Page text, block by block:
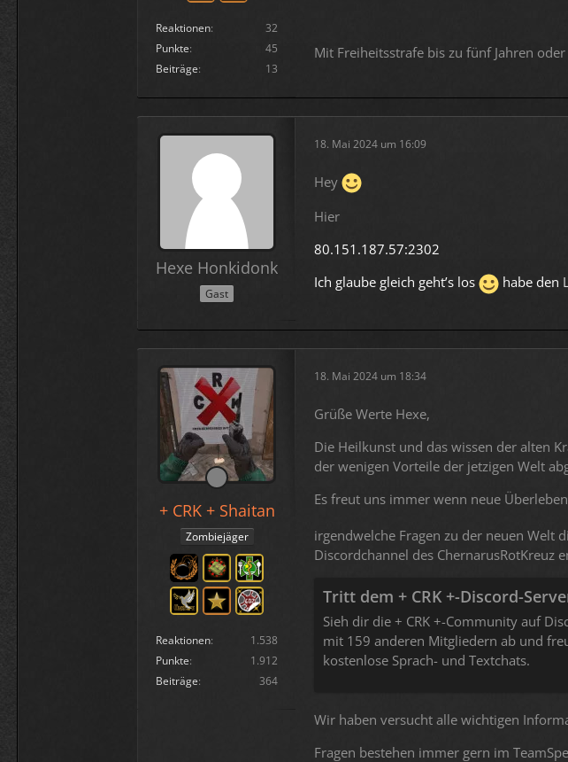
Reaktionen
32
Punkte
45
Beiträge
13
Mit Freiheitsstrafe bis zu fünf Jahren
Hexe Honkidonk
Gast
18. Mai 2024 um 16:09
Hey
Hier
80.151.187.57:2302
Ich glaube gleich geht’s los
habe den
+ CRK + Shaitan
Zombiejäger
Reaktionen
1.538
Punkte
1.912
Beiträge
364
18. Mai 2024 um 18:34
Grüße Werte Hexe,
Die Heilkunst und das wissen der alten
der wenigen Vorteile der jetzigen Welt
Es freut uns immer wenn neue
irgendwelche Fragen zu der neuen Welt
Discordchannel des ChernarusRotKreuz
Tritt dem + CRK +-Discord-
Sieh dir die + CRK +-Community auf
mit 159 anderen Mitgliedern ab und
kostenlose Sprach- und Textchats.
Wir haben versucht alle wichtigen
Fragen bestehen immer gern im